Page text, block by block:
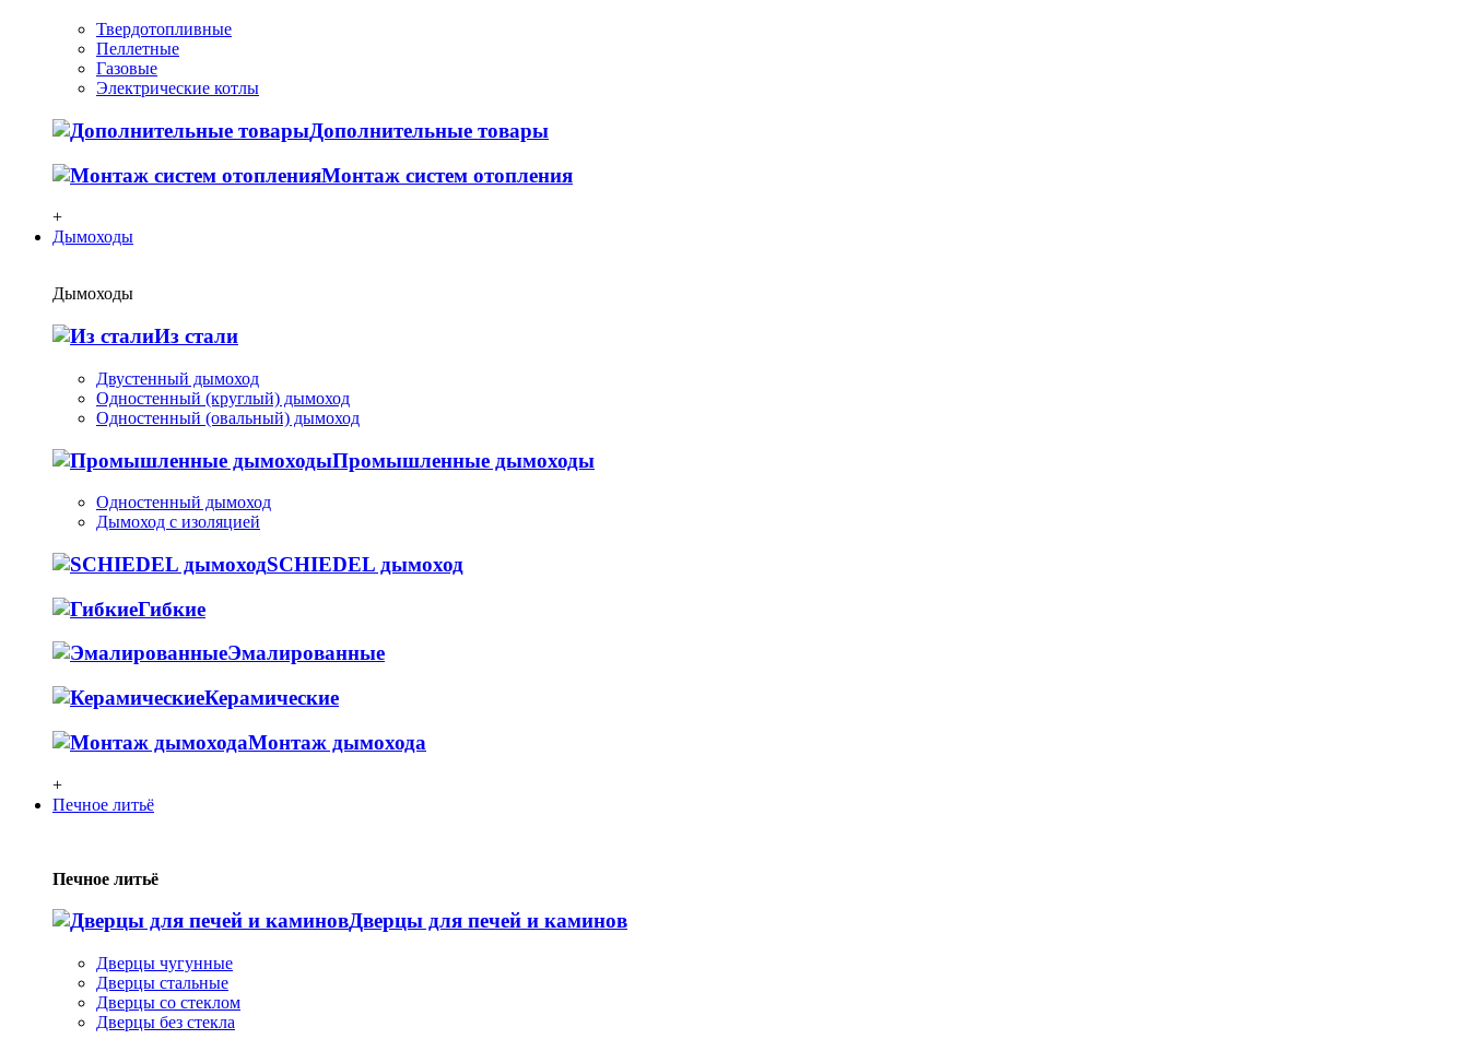
Твердотопливные
Пеллетные
Газовые
Электрические котлы
Дополнительные товары
Монтаж систем отопления
+
Дымоходы
Дымоходы
Из стали
Двустенный дымоход
Одностенный (круглый) дымоход
Одностенный (овальный) дымоход
Промышленные дымоходы
Одностенный дымоход
Дымоход с изоляцией
SCHIEDEL дымоход
Гибкие
Эмалированные
Керамические
Монтаж дымохода
+
Печное литьё
Печное литьё
Дверцы для печей и каминов
Дверцы чугунные
Дверцы стальные
Дверцы со стеклом
Дверцы без стекла